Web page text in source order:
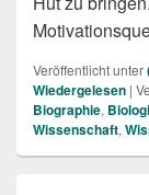
Veröffentlicht unter
Wiedergelesen |
Biographie,
Wissenschaft,